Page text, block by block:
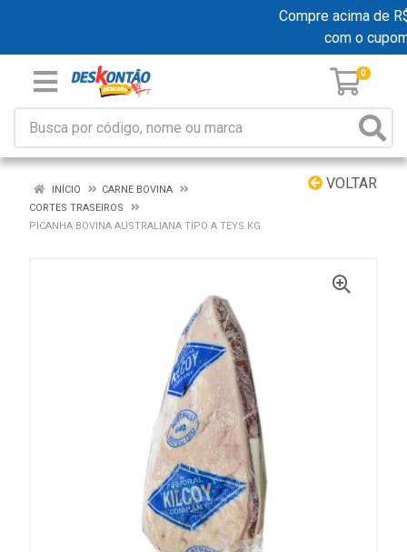
Compre acima de
com o
0
VOLTAR
INÍCIO
CARNE BOVINA
CORTES TRASEIROS
PICANHA BOVINA AUSTRALIANA TIPO A TEYS KG